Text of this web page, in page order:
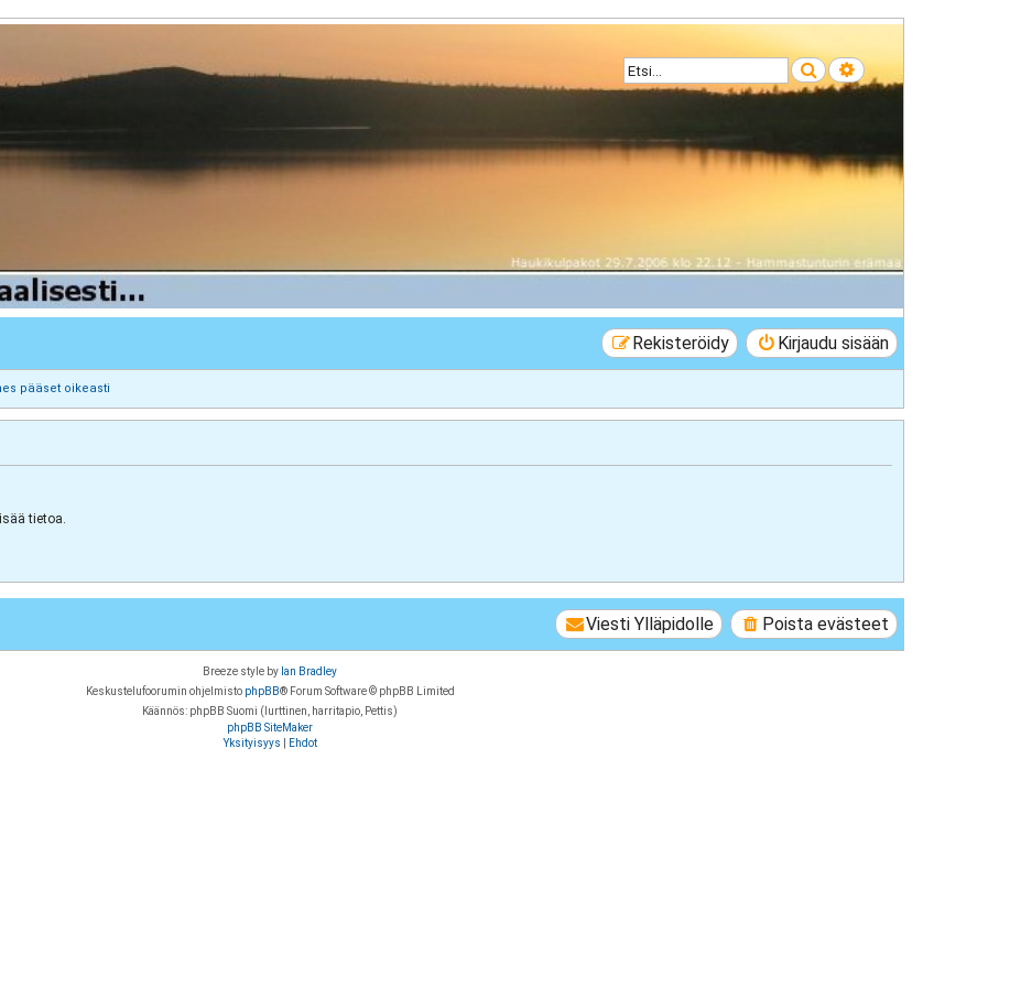
Etsi Tarkennettu haku
Kirjaudu sisään
Rekisteröidy
pääset oikeasti
tietoa.
Poista evästeet
Viesti Ylläpidolle
Breeze style by Ian Bradley
Keskustelufoorumin ohjelmisto phpBB® Forum Software © phpBB Limited
Käännös: phpBB Suomi (lurttinen, harritapio, Pettis)
phpBB SiteMaker
Yksityisyys
Ehdot